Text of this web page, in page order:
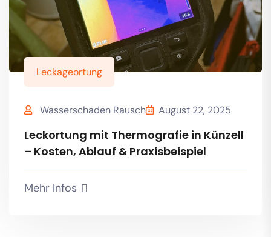
Leckageortung
Wasserschaden Rausch August 22, 2025
Leckortung mit Thermografie in Künzell
– Kosten, Ablauf & Praxisbeispiel
Mehr Infos